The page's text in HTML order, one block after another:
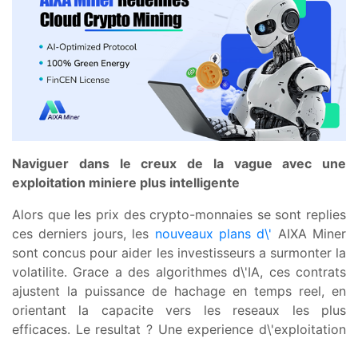
Naviguer dans le creux de la vague avec une
exploitation miniere plus intelligente
Alors que les prix des crypto-monnaies se sont replies
ces derniers jours, les nouveaux plans d\' AIXA Miner
sont concus pour aider les investisseurs a surmonter la
volatilite. Grace a des algorithmes d\'IA, ces contrats
ajustent la puissance de hachage en temps reel, en
orientant la capacite vers les reseaux les plus
efficaces. Le resultat ? Une experience d\'exploitation